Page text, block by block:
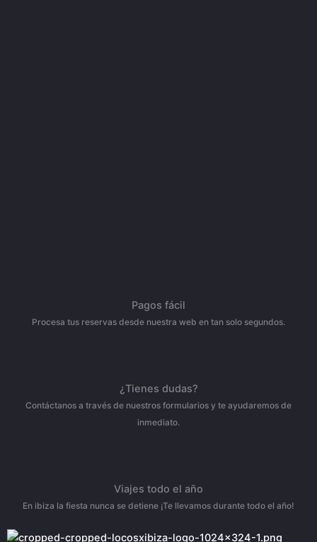
Pagos fácil
Procesa tus reservas desde nuestra web en tan solo segundos.
¿Tienes dudas?
Contáctanos a través de nuestros formularios y te ayudaremos de
inmediato.
Viajes todo el año
En ibiza la fiesta nunca se detiene ¡Te llevamos durante todo el año!